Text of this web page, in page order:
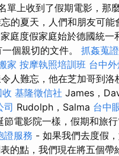
單上收到了假期電影，那
的夏天，人們和朋友可能
庭度假家庭始於德國統一
個親切的文件。 抓姦蒐證
家 按摩執照培訓班 台中外
人難忘，他在芝加哥到
基隆徵信社 James，
司 Rudolph，Salma 台中
節電影院一樣，假期和旅
證服務 - 如果我們去度假
的點，我們現在將五個帶